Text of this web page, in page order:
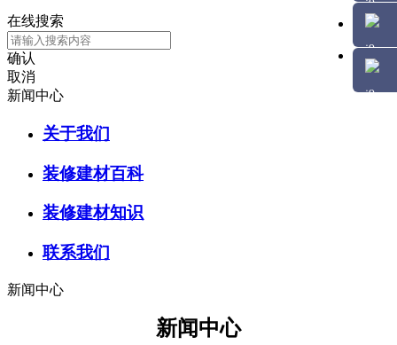
在线搜索
确认
取消
新闻中心
关于我们
装修建材百科
装修建材知识
联系我们
新闻中心
新闻中心